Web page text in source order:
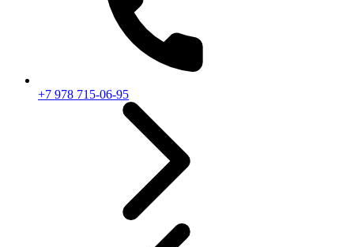
+7 978 715-06-95